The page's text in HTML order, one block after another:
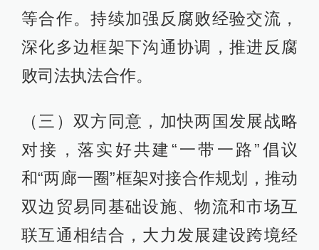
等合作。持续加强反腐败经验交流，
深化多边框架下沟通协调，推进反腐
败司法执法合作。
（三）双方同意，加快两国发展战略
对接，落实好共建“一带一路”倡议
和“两廊一圈”框架对接合作规划，推动
双边贸易同基础设施、物流和市场互
联互通相结合，大力发展建设跨境经